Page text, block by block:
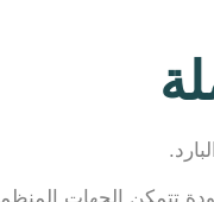
تتمكن الجهات